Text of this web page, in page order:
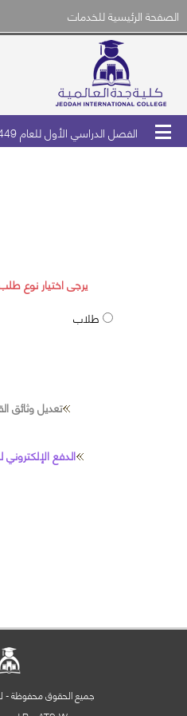
الصفحة الرئيسية للخدمات
الفصل الدراسي الأول للعام 1448/1449هـ
يرجى اختيار نوع
طلاب
تعديل وثائق
الدفع
جميع الحقوق محفوظة -